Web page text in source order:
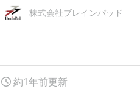
株式会社ブレインパッド
約1年前更新